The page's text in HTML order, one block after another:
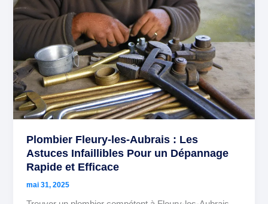
Plombier Fleury-les-Aubrais : Les
Astuces Infaillibles Pour un Dépannage
Rapide et Efficace
mai 31, 2025
un
Dépannage
Rapide
Efficace